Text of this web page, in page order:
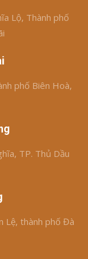
Lộ, Thành phố
phố Biên Hoà,
TP. Thủ Dầu
Lệ, thành phố Đà